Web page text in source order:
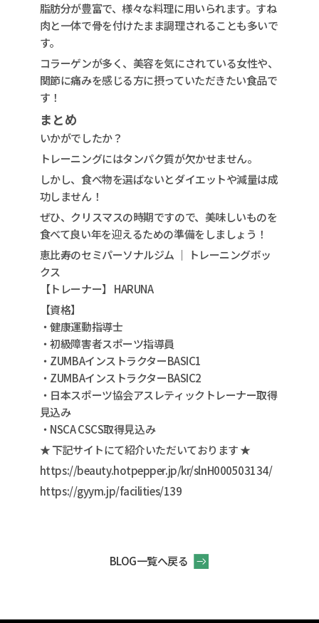
脂肪分が豊富で、様々な料理に用いられます。すね
肉と一体で骨を付けたまま調理されることも多いで
す。
コラーゲンが多く、美容を気にされている女性や、
関節に痛みを感じる方に摂っていただきたい食品で
す！
まとめ
いかがでしたか？
トレーニングにはタンパク質が欠かせません。
しかし、食べ物を選ばないとダイエットや減量は成
功しません！
ぜひ、クリスマスの時期ですので、美味しいものを
食べて良い年を迎えるための準備をしましょう！
恵比寿のセミパーソナルジム ｜ トレーニングボッ
クス
【トレーナー】 HARUNA
【資格】
・健康運動指導士
・初級障害者スポーツ指導員
・ZUMBAインストラクターBASIC1
・ZUMBAインストラクターBASIC2
・日本スポーツ協会アスレティックトレーナー取得
見込み
・NSCA CSCS取得見込み
★ 下記サイトにて紹介いただいております ★
https://beauty.hotpepper.jp/kr/slnH000503134/
https://gyym.jp/facilities/139
BLOG一覧へ戻る